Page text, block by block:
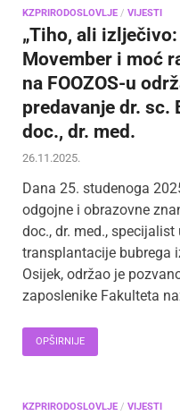
KZPRIRODOSLOVLJE / VIJESTI
„Tiho, ali
Movember i moć
na FOOZOS-u
predavanje dr. sc.
doc., dr. med.
26.11.2025.
Dana 25. studenoga
odgojne i obrazovne
doc., dr. med.,
transplantacije bubrega
Osijek, održao je
zaposlenike Fakulteta
OPŠIRNIJE
KZPRIRODOSLOVLJE / VIJESTI